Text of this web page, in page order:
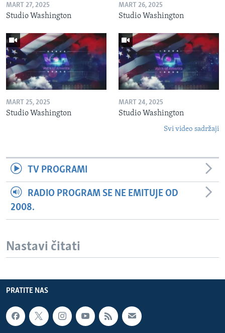
MART 27, 2025
Studio Washington
MART 26, 2025
Studio Washington
MART 25, 2025
Studio Washington
MART 24, 2025
Studio Washington
Svi video sadržaji
TV PROGRAMI
RADIO PROGRAM SE NE EMITUJE OD
2008.
Nastavi čitati
PRATITE NAS